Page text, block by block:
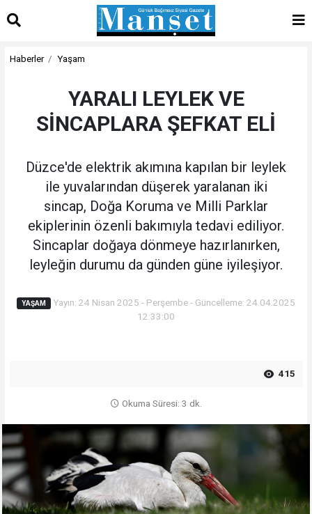
Haberler Yaşam
YARALI LEYLEK VE
SİNCAPLARA ŞEFKAT ELİ
Düzce'de elektrik akımına kapılan bir leylek
ile yuvalarından düşerek yaralanan iki
sincap, Doğa Koruma ve Milli Parklar
ekiplerinin özenli bakımıyla tedavi ediliyor.
Sincaplar doğaya dönmeye hazırlanırken,
leyleğin durumu da günden güne iyileşiyor.
YAŞAM
Yayın: 24 Nisan 2025 - Perşembe - Güncelleme: 24.04.2025
12:33:00
415
Okuma Süresi: 3 dk.